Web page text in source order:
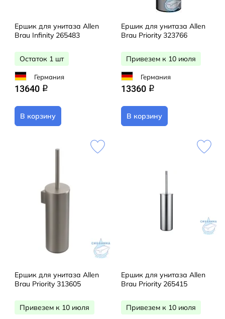
Ершик для унитаза Allen
Brau Infinity 265483
Остаток 1 шт
Германия
13640 q
В корзину
Ершик для унитаза Allen
Brau Priority 323766
Привезем к 10 июля
Германия
13360 q
В корзину
Ершик для унитаза Allen
Brau Priority 313605
Привезем к 10 июля
Ершик для унитаза Allen
Brau Priority 265415
Привезем к 10 июля